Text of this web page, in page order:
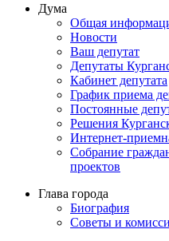
Дума
Общая
Новости
Ваш депутат
Депутаты
Кабинет депутата
График приема
Постоянные
Решения
Интернет-
Собрание
проектов
Глава города
Биография
Советы и